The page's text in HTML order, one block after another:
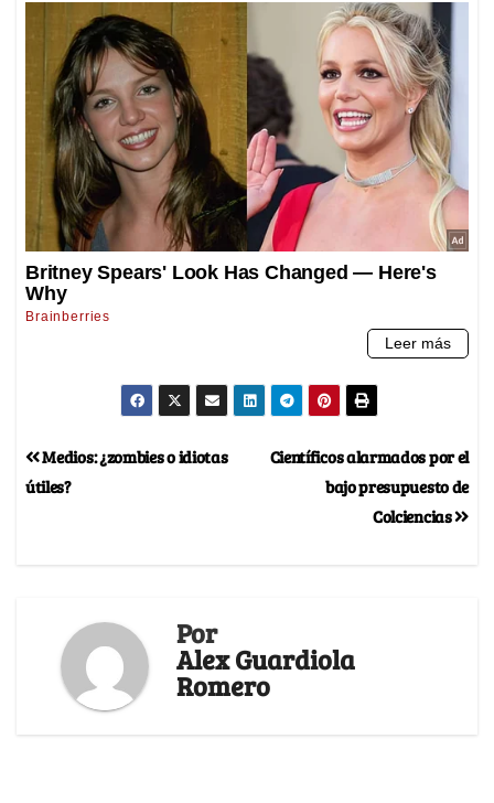
Científicos alarmados por el
bajo presupuesto de
Colciencias
Medios: ¿zombies o idiotas
útiles?
Por
Alex Guardiola
Romero